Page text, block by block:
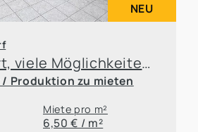
NEU
Ein Standort, viele Möglichkeiten – Büro- und Hallenflächen flexibel anmietbar
/ Produktion zu mieten
Miete pro m²
6,50 € / m²